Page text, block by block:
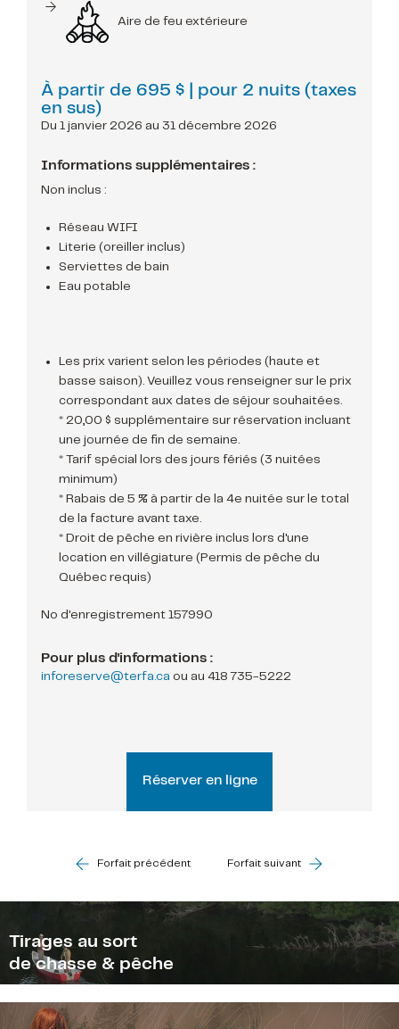
Aire de feu extérieure
À partir de 695 $ | pour 2 nuits (taxes
en sus)
Du 1 janvier 2026 au 31 décembre 2026
Informations supplémentaires :
Non inclus :
Réseau WIFI
Literie (oreiller inclus)
Serviettes de bain
Eau potable
Les prix varient selon les périodes (haute et
basse saison). Veuillez vous renseigner sur le prix
correspondant aux dates de séjour souhaitées.
* 20,00 $ supplémentaire sur réservation incluant
une journée de fin de semaine.
* Tarif spécial lors des jours fériés (3 nuitées
minimum)
* Rabais de 5 % à partir de la 4e nuitée sur le total
de la facture avant taxe.
* Droit de pêche en rivière inclus lors d'une
location en villégiature (Permis de pêche du
Québec requis)
No d'enregistrement 157990
Pour plus d'informations :
inforeserve@terfa.ca ou au 418 735-5222
Réserver en ligne
Forfait précédent Forfait suivant
Tirages au sort
de chasse & pêche